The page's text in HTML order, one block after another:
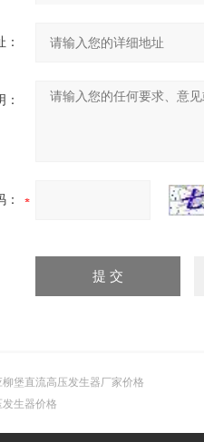
：
堡直流高压发生器厂家价格
生器价格